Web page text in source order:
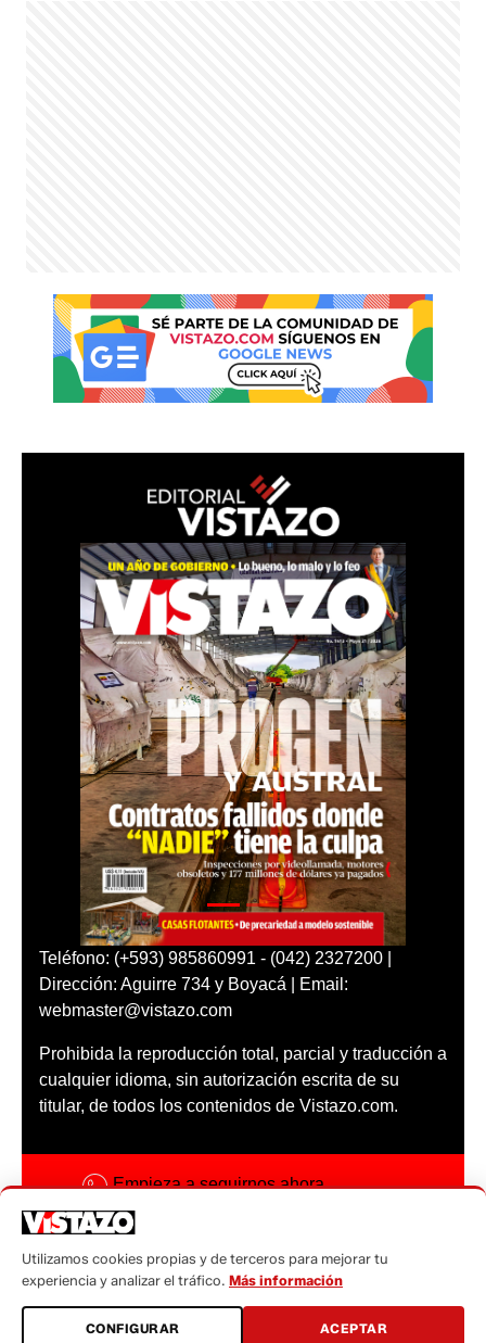
Teléfono: (+593) 985860991 - (042) 2327200 |
Dirección: Aguirre 734 y Boyacá | Email:
webmaster@vistazo.com
Prohibida la reproducción total, parcial y traducción a
cualquier idioma, sin autorización escrita de su
titular, de todos los contenidos de Vistazo.com.
Empieza a seguirnos ahora
Código ética
Sugerencias a:
sugerencias@vistazo.com
Utilizamos cookies propias y de terceros para mejorar tu
experiencia y analizar el tráfico. Más información
CONFIGURAR ACEPTAR